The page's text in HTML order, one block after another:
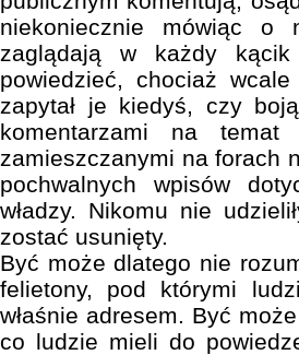
niekoniecznie mówiąc o
zaglądają w każdy
powiedzieć, chociaż
zapytał je kiedyś, czy
komentarzami na
zamieszczanymi na forach
pochwalnych wpisów
władzy. Nikomu nie
zostać usunięty.
Być może dlatego nie
felietony, pod którymi
właśnie adresem. Być
co ludzie mieli do